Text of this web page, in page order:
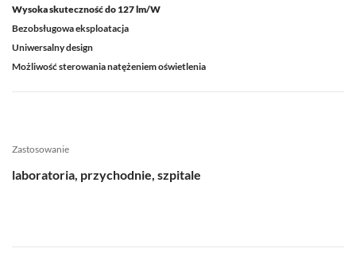
Wysoka skuteczność do 127 lm/W
Bezobsługowa eksploatacja
Uniwersalny design
Możliwość sterowania natężeniem oświetlenia
Zastosowanie
laboratoria, przychodnie, szpitale